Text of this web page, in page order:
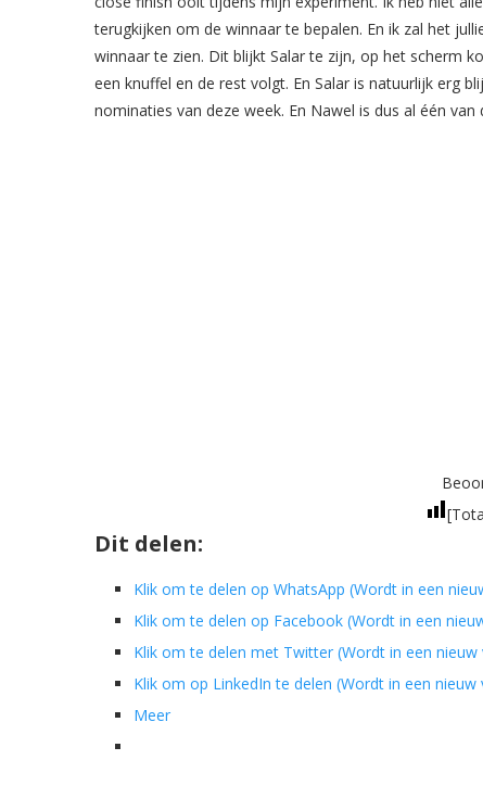
terugkijken om de winnaar te bepalen. En ik zal het
winnaar te zien. Dit blijkt Salar te zijn, op het scherm
een knuffel en de rest volgt. En Salar is natuurlijk erg
nominaties van deze week. En Nawel is dus al één
Dit delen:
Klik om te delen op WhatsApp (Wordt in een
Klik om te delen op Facebook (Wordt in een
Klik om te delen met Twitter (Wordt in een nieuw
Klik om op LinkedIn te delen (Wordt in een nieuw
Meer